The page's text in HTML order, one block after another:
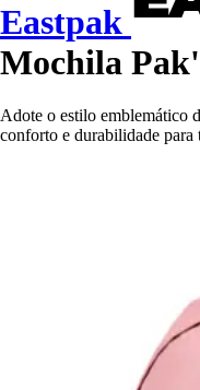
Eastpak
Mochila
Adote o estilo emblemático
conforto e durabilidade para